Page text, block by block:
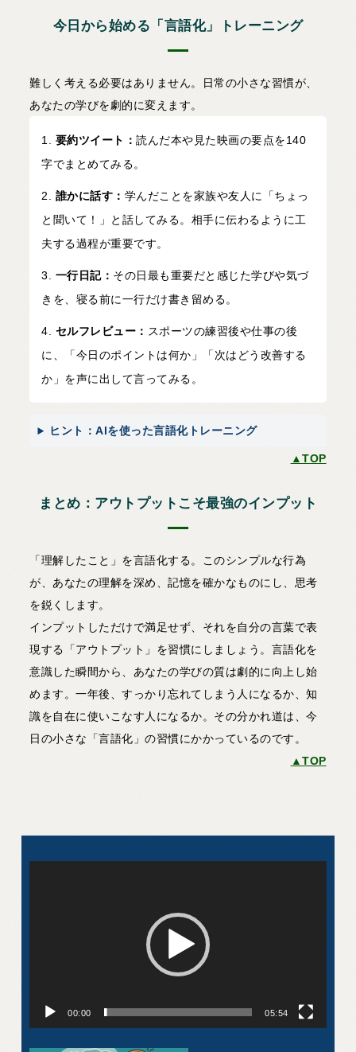
今日から始める「言語化」トレーニング
難しく考える必要はありません。日常の小さな習慣が、
あなたの学びを劇的に変えます。
要約ツイート：読んだ本や見た映画の要点を140
字でまとめてみる。
誰かに話す： 学んだことを家族や友人に「ちょっ
と聞いて！」と話してみる。相手に伝わるように工
夫する過程が重要です。
一行日記： その日最も重要だと感じた学びや気づ
きを、寝る前に一行だけ書き留める。
セルフレビュー： スポーツの練習後や仕事の後
に、「今日のポイントは何か」「次はどう改善する
か」を声に出して言ってみる。
ヒント：AIを使った言語化トレーニング
▲TOP
まとめ：アウトプットこそ最強のインプット
「理解したこと」を言語化する。このシンプルな行為
が、あなたの理解を深め、記憶を確かなものにし、思考
を鋭くします。
インプットしただけで満足せず、それを自分の言葉で表
現する「アウトプット」を習慣にしましょう。言語化を
意識した瞬間から、あなたの学びの質は劇的に向上し始
めます。一年後、すっかり忘れてしまう人になるか、知
識を自在に使いこなす人になるか。その分かれ道は、今
日の小さな「言語化」の習慣にかかっているのです。
▲TOP
レ
ー
ヤ
ー
00:00 05:54